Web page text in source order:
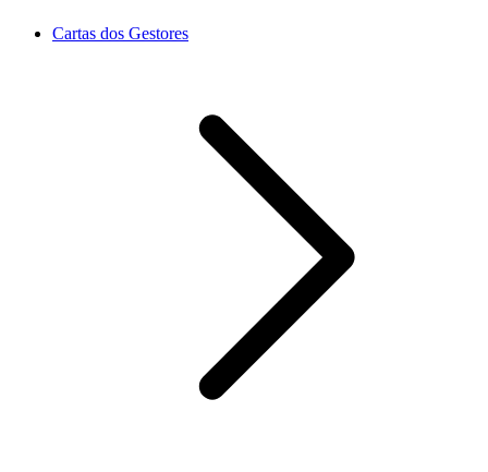
Cartas dos Gestores